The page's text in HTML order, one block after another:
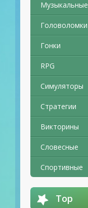
Музыкальные
Головоломки
Гонки
RPG
Симуляторы
Стратегии
Викторины
Словесные
Спортивные
Top